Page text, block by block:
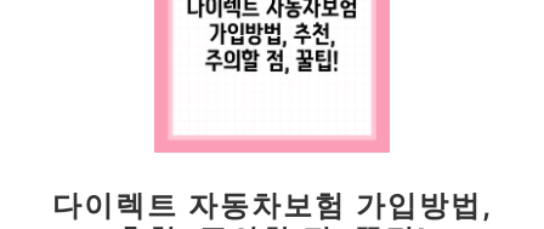
다이렉트 자동차보험 가입방법,